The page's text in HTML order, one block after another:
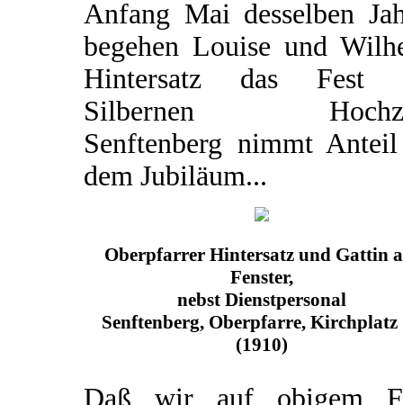
Anfang Mai desselben
begehen Louise und
Hintersatz das Fest
Silbernen
Senftenberg nimmt
dem Jubiläum...
Oberpfarrer Hintersatz und Gattin
Fenster,
nebst Dienstpersonal
Senftenberg, Oberpfarre, Kirchplatz
(1910)
Daß wir auf obigem